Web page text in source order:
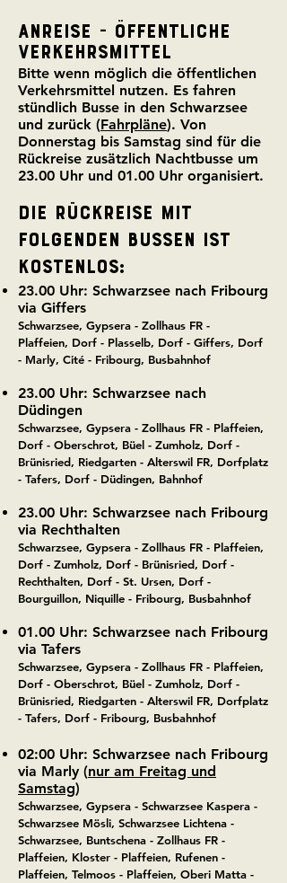
ANREISE - ÖFFENTLICHE
VERKEHRSMITTEL
Bitte wenn möglich die öffentlichen
Verkehrsmittel nutzen. Es fahren
stündlich Busse in den Schwarzsee
und zurück (Fahrpläne). Von
Donnerstag bis Samstag sind für die
Rückreise zusätzlich Nachtbusse um
23.00 Uhr und 01.00 Uhr organisiert.
Die Rückreise mit
folgenden Bussen ist
kostenlos:
23.00 Uhr: Schwarzsee nach Fribourg
via Giffers
Schwarzsee, Gypsera - Zollhaus FR -
Plaffeien, Dorf - Plasselb, Dorf - Giffers, Dorf
- Marly, Cité - Fribourg, Busbahnhof
23.00 Uhr: Schwarzsee nach
Düdingen
Schwarzsee, Gypsera - Zollhaus FR - Plaffeien,
Dorf - Oberschrot, Büel - Zumholz, Dorf -
Brünisried, Riedgarten - Alterswil FR, Dorfplatz
- Tafers, Dorf - Düdingen, Bahnhof
23.00 Uhr: Schwarzsee nach Fribourg
via Rechthalten
Schwarzsee, Gypsera - Zollhaus FR - Plaffeien,
Dorf - Zumholz, Dorf - Brünisried, Dorf -
Rechthalten, Dorf - St. Ursen, Dorf -
Bourguillon, Niquille - Fribourg, Busbahnhof
01.00 Uhr: Schwarzsee nach Fribourg
via Tafers
Schwarzsee, Gypsera - Zollhaus FR - Plaffeien,
Dorf - Oberschrot, Büel - Zumholz, Dorf -
Brünisried, Riedgarten - Alterswil FR, Dorfplatz
- Tafers, Dorf - Fribourg, Busbahnhof
02:00 Uhr: Schwarzsee nach Fribourg
via Marly (nur am Freitag und
Samstag)
Schwarzsee, Gypsera - Schwarzsee Kaspera -
Schwarzsee Mösli, Schwarzsee Lichtena -
Schwarzsee, Buntschena - Zollhaus FR -
Plaffeien, Kloster - Plaffeien, Rufenen -
Plaffeien, Telmoos - Plaffeien, Oberi Matta -